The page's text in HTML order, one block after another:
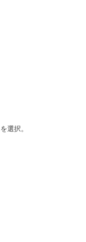
選択。